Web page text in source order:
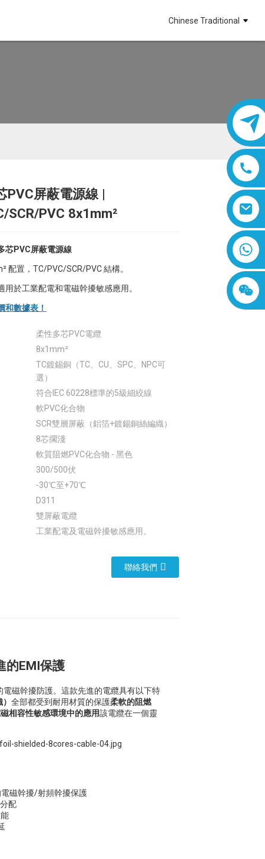
Chinese Traditional
Loading...
Loading... Loading...
Loading...
PVC屏蔽電源線 |
SCR/PVC 8x1mm²
芯PVC屏蔽電源線
配置，TC/PVC/SCR/PVC 結構。
用於工業配電和電磁幹擾敏感應用。
和數據表！
柔性多芯PVC電纜
8x1mm²
TC鍍錫銅（TC、CU、SPC、NPC可
選）
符合IEC 60228標準的5級細絞線
軟PVC化合物
SCR雙層屏蔽（鋁箔+鍍錫銅絲編織）
8芯擱淺
軟質阻燃PVC化合物 - 黑色
300/500伏
-30℃至+70℃
D311
雙屏蔽電纜
工業配電及電磁幹擾敏感應用。
聯絡我們
的EMI保護
磁幹擾防護。這款先進的電纜具有以下特
全部都受到耐用材質的保護柔軟的阻燃
相容性敏感環境中的應用該電纜在一個靈
磁幹擾/射頻幹擾保護
配